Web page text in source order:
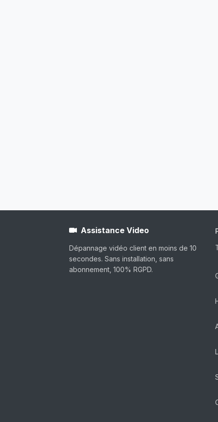
Assistance Video
Dépannage vidéo client en moins de 10
secondes. Sans installation, sans
abonnement, 100% RGPD.